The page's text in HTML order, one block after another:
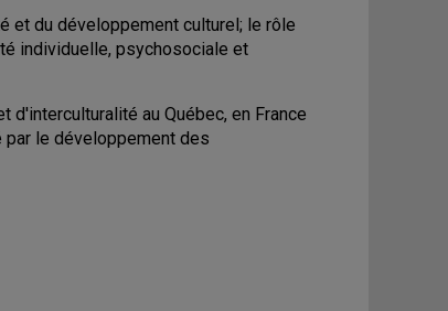
et du développement culturel; le rôle
individuelle, psychosociale et
au Québec, en France
par le développement des